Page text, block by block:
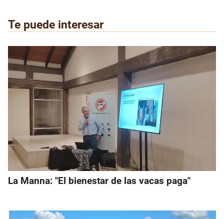
Te puede interesar
La Manna: "El bienestar de las vacas paga"